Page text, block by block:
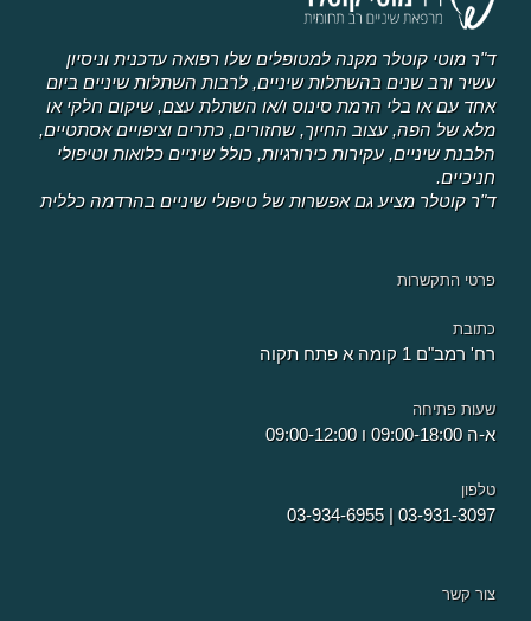
ד"ר מוטי קוטלר מקנה למטופלים שלו רפואה עדכנית וניסיון
עשיר ורב שנים בהשתלות שיניים, לרבות השתלות שיניים ביום
אחד עם או בלי הרמת סינוס ו/או השתלת עצם, שיקום חלקי או
מלא של הפה, עצוב החיוך, שחזורים, כתרים וציפויים אסתטיים,
הלבנת שיניים, עקירות כירורגיות, כולל שיניים כלואות וטיפולי
חניכיים.
ד"ר קוטלר מציע גם אפשרות של טיפולי שיניים בהרדמה כללית
פרטי התקשרות
כתובת
רח' רמב"ם 1 קומה א פתח תקוה
שעות פתיחה
א-ה 09:00-18:00 ו 09:00-12:00
טלפון
03-931-3097
|
03-934-6955
צור קשר